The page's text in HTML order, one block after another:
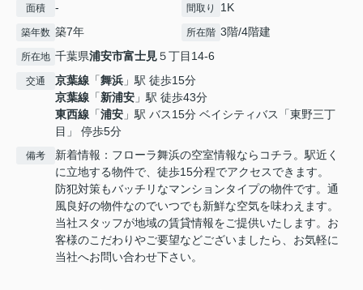
面積 - 間取り 1K
築年数 築7年 所在階 3階/4階建
所在地 千葉県浦安市富士見５丁目14-6
交通 京葉線 「舞浜 」駅 徒歩15分
京葉線 「新浦安 」駅 徒歩43分
東西線 「浦安 」駅 バス15分 ベイシティバス「東野三丁
目」 停歩5分
備考
新着情報：フローラ舞浜の空室情報ならコチラ。駅近く
に立地する物件で、徒歩15分程でアクセスできます。
防犯対策もバッチリなマンションタイプの物件です。通
風良好の物件なのでいつでも新鮮な空気を味わえます。
当社スタッフが地域の賃貸情報をご提供いたします。お
客様のこだわりやご要望などございましたら、お気軽に
当社へお問い合わせ下さい。